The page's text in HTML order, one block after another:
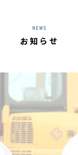
NEWS
お知らせ